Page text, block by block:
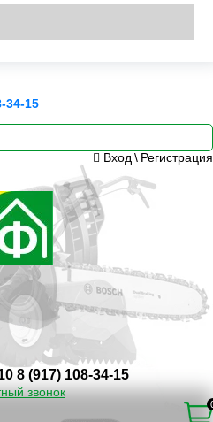
34-15
Вход \ Регистрация
8 (917) 108-34-15
звонок